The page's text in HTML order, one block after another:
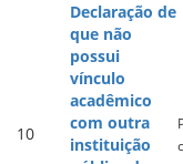
10
Declaração de
que não
possui
vínculo
acadêmico
com outra
instituição